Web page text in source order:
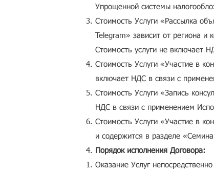
Упрощенной системы
Стоимость Услуги «Рассылка
Telegram» зависит от региона и
Стоимость услуги не включает
Стоимость Услуги «Участие в
включает НДС в связи с
Стоимость Услуги «Запись
НДС в связи с применением
Стоимость Услуги «Участие в
и содержится в разделе
Порядок исполнения Договора:
Оказание Услуг